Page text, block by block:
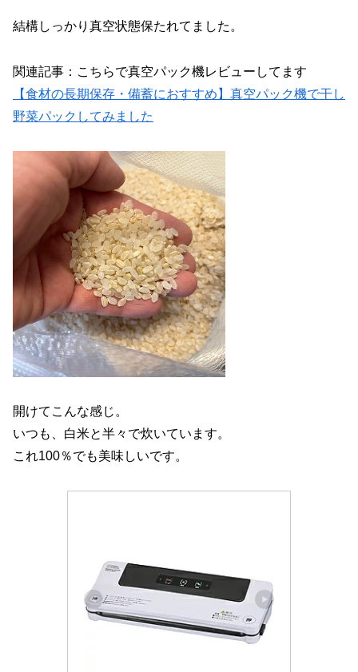
結構しっかり真空状態保たれてました。
関連記事：こちらで真空パック機レビューしてます
【食材の長期保存・備蓄におすすめ】真空パック機で干し
野菜パックしてみました
開けてこんな感じ。
いつも、白米と半々で炊いています。
これ100％でも美味しいです。